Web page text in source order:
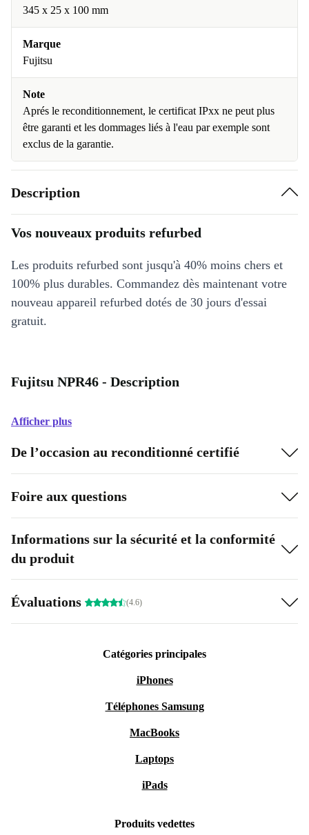
345 x 25 x 100 mm
Marque
Fujitsu
Note
Aprés le reconditionnement, le certificat IPxx ne peut plus
être garanti et les dommages liés à l'eau par exemple sont
exclus de la garantie.
Description
Vos nouveaux produits refurbed
Les produits refurbed sont jusqu'à 40% moins chers et
100% plus durables. Commandez dès maintenant votre
nouveau appareil refurbed dotés de 30 jours d'essai
gratuit.
Fujitsu NPR46 - Description
Afficher plus
De l’occasion au reconditionné certifié
Foire aux questions
Informations sur la sécurité et la conformité
du produit
Évaluations (4.6)
Catégories principales
iPhones
Téléphones Samsung
MacBooks
Laptops
iPads
Produits vedettes